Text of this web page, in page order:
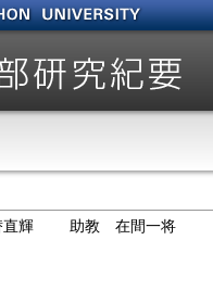
輝 助教 在間一将